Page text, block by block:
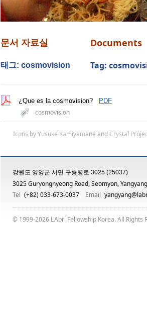
문서 자료실
태그: cosmovision
Documents
Tag:
¿Que es la cosmovision? PDF
cosmovision
Icons byYusuke Kamiyamane and Crystal
강원도 양양군 서면 구룡령로 3025 (25037)
3025 Guryongnyeong Road, Seomyon,
Tel (+82) 033-673-0037 Email
© 1999-2026 L'Abri Fellowship Korea. All Rights